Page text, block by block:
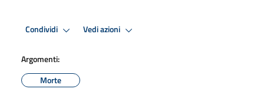
Condividi Vedi azioni
Argomenti:
Morte